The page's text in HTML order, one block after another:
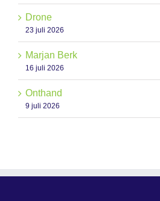
Drone
23 juli 2026
Marjan Berk
16 juli 2026
Onthand
9 juli 2026